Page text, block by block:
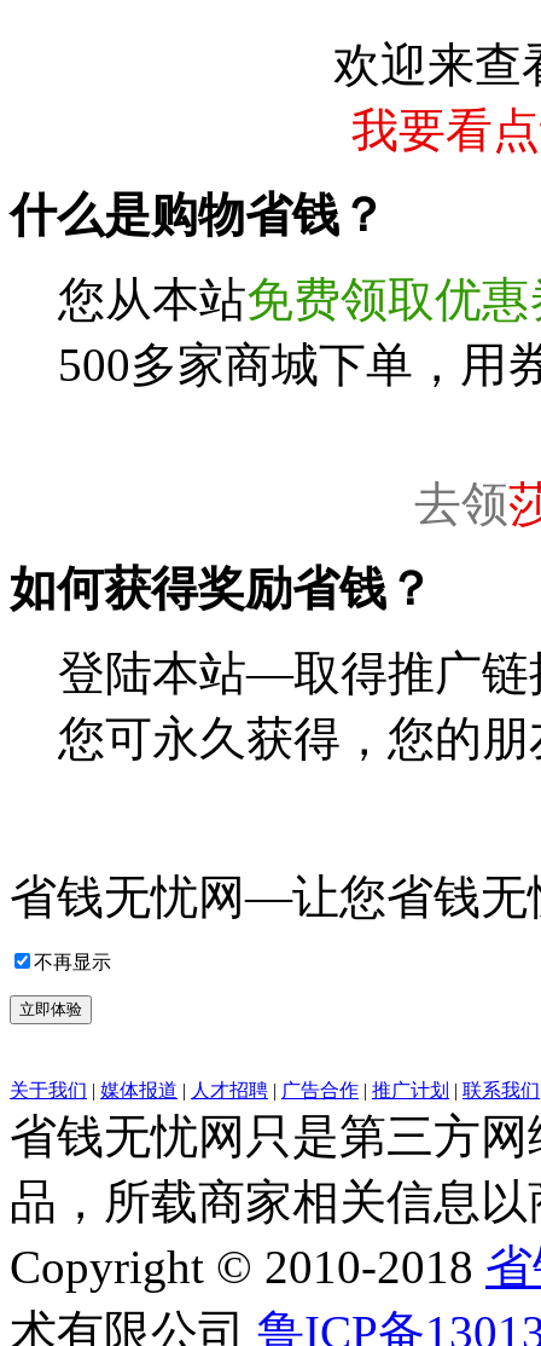
欢迎来查
我要看
什么是购物省钱？
您从本站免费领取优惠
500多家商城下单，用
去领
如何获得奖励省钱？
登陆本站—取得推广
您可永久获得，您的
省钱无忧网—让您省钱无
不再显示
立即体验
关于我们 | 媒体报道 | 人才招聘 | 广告合作 | 推广计划 | 联系我们
省钱无忧网只是第三方
品，所载商家相关信息
Copyright © 2010-2018
术有限公司 鲁ICP备